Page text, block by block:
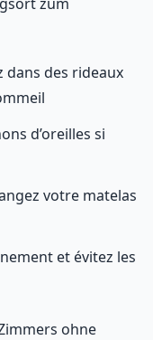
dans des rideaux
d’oreilles si
votre matelas
et évitez les
ohne